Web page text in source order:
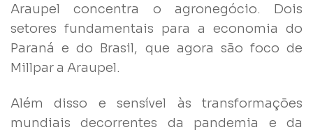
Araupel concentra o agronegócio. Dois
setores fundamentais para a economia do
Paraná e do Brasil, que agora são foco de
Millpar a Araupel.
Além disso e sensível às transformações
mundiais decorrentes da pandemia e da